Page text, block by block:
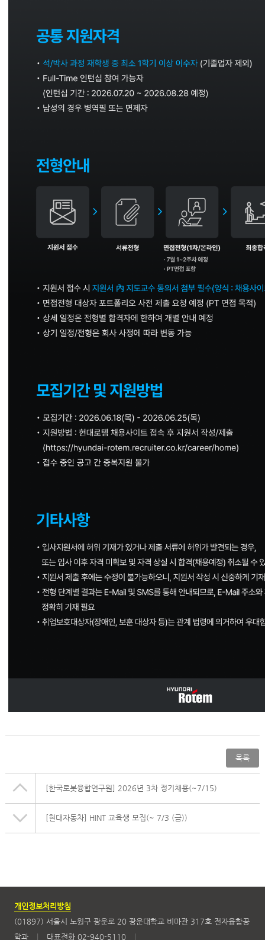
목록
[한국로봇융합연구원] 2026년 3차 정기채용(~7/15)
[현대자동차] HINT 교육생 모집(~ 7/3 (금))
개인정보처리방침
(01897) 서울시 노원구 광운로 20 광운대학교 비마관 317호 전자융합공
학과
대표전화 02-940-5110